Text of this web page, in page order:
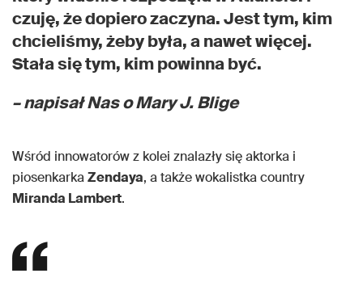
czuję, że dopiero zaczyna. Jest tym, kim
chcieliśmy, żeby była, a nawet więcej.
Stała się tym, kim powinna być.
– napisał Nas o Mary J. Blige
Wśród innowatorów z kolei znalazły się aktorka i
piosenkarkaZendaya, a także wokalistka country
Miranda Lambert.